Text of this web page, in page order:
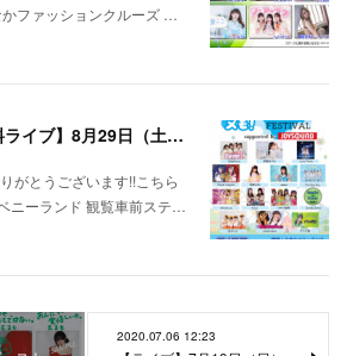
ファッションクルーズ …
宮城遠征!!【観覧無料ライブ】8月29日（土）八木山ベニーランド
がとうございます!!こちら
ニーランド 観覧車前ステ…
2020.07.06 12:23